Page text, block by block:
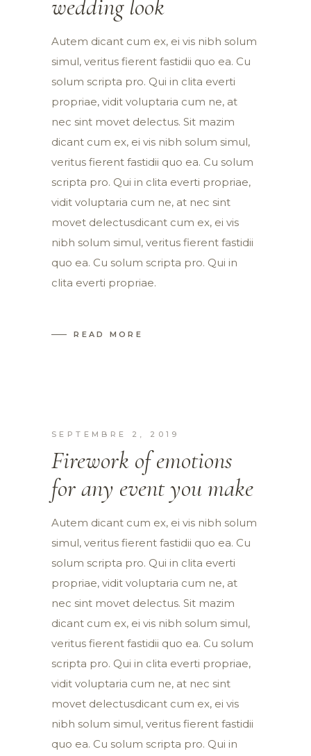
wedding look
Autem dicant cum ex, ei vis nibh solum
simul, veritus fierent fastidii quo ea. Cu
solum scripta pro. Qui in clita everti
propriae, vidit voluptaria cum ne, at
nec sint movet delectus. Sit mazim
dicant cum ex, ei vis nibh solum simul,
veritus fierent fastidii quo ea. Cu solum
scripta pro. Qui in clita everti propriae,
vidit voluptaria cum ne, at nec sint
movet delectusdicant cum ex, ei vis
nibh solum simul, veritus fierent fastidii
quo ea. Cu solum scripta pro. Qui in
clita everti propriae.
READ MORE
SEPTEMBRE 2, 2019
Firework of emotions
for any event you make
Autem dicant cum ex, ei vis nibh solum
simul, veritus fierent fastidii quo ea. Cu
solum scripta pro. Qui in clita everti
propriae, vidit voluptaria cum ne, at
nec sint movet delectus. Sit mazim
dicant cum ex, ei vis nibh solum simul,
veritus fierent fastidii quo ea. Cu solum
scripta pro. Qui in clita everti propriae,
vidit voluptaria cum ne, at nec sint
movet delectusdicant cum ex, ei vis
nibh solum simul, veritus fierent fastidii
quo ea. Cu solum scripta pro. Qui in